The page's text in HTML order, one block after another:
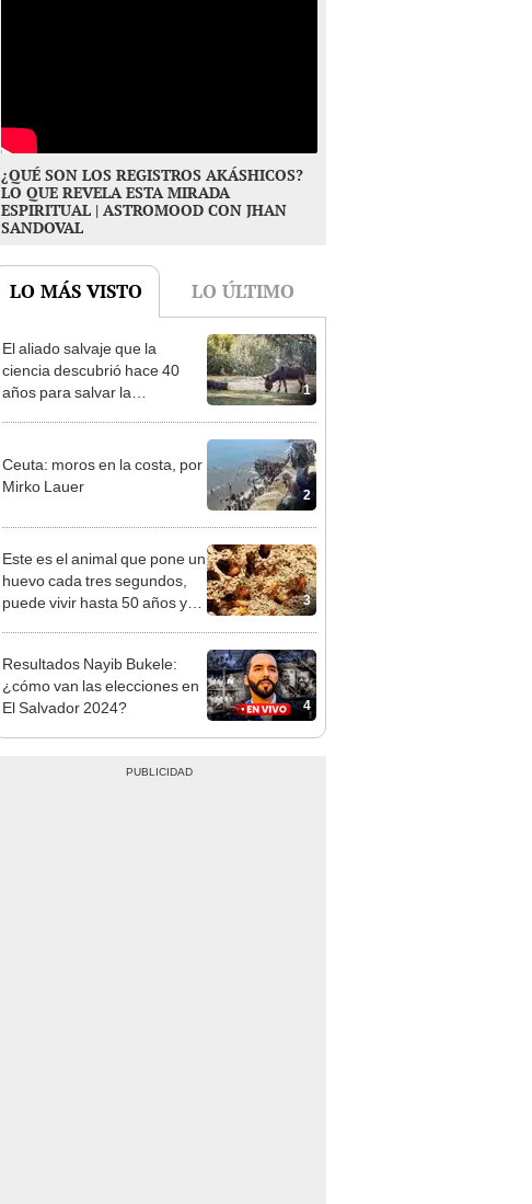
¿QUÉ SON LOS REGISTROS AKÁSHICOS?
LO QUE REVELA ESTA MIRADA
ESPIRITUAL | ASTROMOOD CON JHAN
SANDOVAL
LO MÁS VISTO LO ÚLTIMO
1
El aliado salvaje que la
ciencia descubrió hace 40
años para salvar la
convirtiendo el desierto en un
paisaje con más vida
2
Ceuta: moros en la costa, por
Mirko Lauer
3
Este es el animal que pone un
huevo cada tres segundos,
puede vivir hasta 50 años y
4
Resultados Nayib Bukele:
¿cómo van las elecciones en
El Salvador 2024?